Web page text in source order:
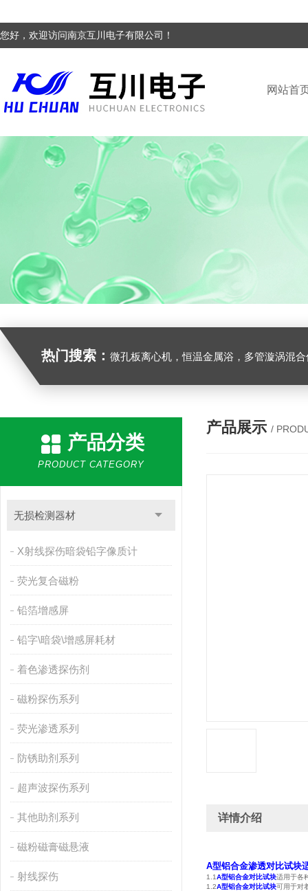
您好，欢迎访问南京互川电子有限公司！
网站首
热门搜索： 微孔板离心机，恒温金属浴，多管漩涡混合仪，梅毒旋转仪,红外线灭菌器，微孔板恒温振荡器，恒温混匀仪，水平摇床，牛奶抗生素恒
产品分类
PRODUCT CATEGORY
无损检测器材
X射线探伤暗袋铅字像质计
荧光复合磁粉
铅箔增感屏
铅字\暗袋\增感屏耗材
着色渗透探伤剂
磁粉探伤系列
荧光渗透系列
防锈助剂系列
超声波探伤系列
其他助剂系列
磁粉磁膏磁悬液
射线探伤
产品展示 /
详情介绍
A型铝合金渗透对比试块
1.1A型铝合金对比试块适用于各
1.2A型铝合金对比试块可用于对